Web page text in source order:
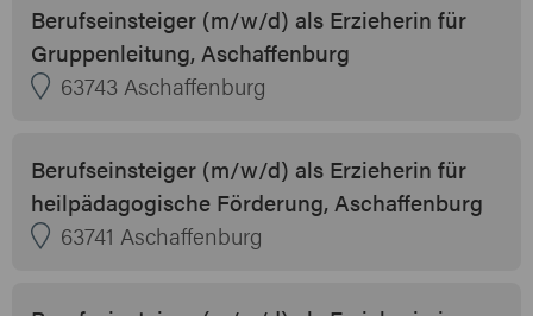
Berufseinsteiger (m/w/d) als Erzieherin für
Gruppenleitung, Aschaffenburg
63743 Aschaffenburg
Berufseinsteiger (m/w/d) als Erzieherin für
heilpädagogische Förderung, Aschaffenburg
63741 Aschaffenburg